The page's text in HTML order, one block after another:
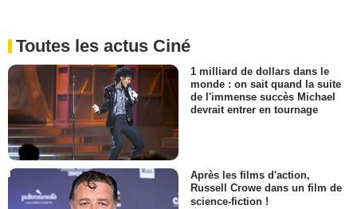
Toutes les actus Ciné
1 milliard de dollars dans le
monde : on sait quand la suite
de l'immense succès Michael
devrait entrer en tournage
Après les films d'action,
Russell Crowe dans un film de
science-fiction !